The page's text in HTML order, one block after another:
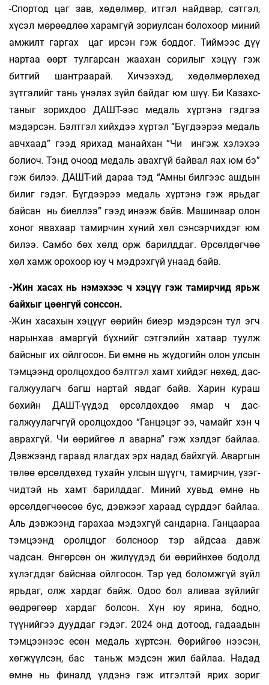
-Спортод цаг зав, хөдөлмөр, итгэл найдвар, сэтгэл,
хүсэл мөрөөдлөө харамгүй зориулсан бо­лохоор миний
амжилт гаргах цаг ирсэн гэж бод­дог. Тиймээс дүү
нартаа өөрт тулгарсан жаа­хан сорилыг хэцүү гэж
битгий шантраарай. Хи­чээ­хэд, хөдөлмөрлөхөд
зүтгэлийг тань үнэ­­лэх зүйл байдаг юм шүү. Би Ка­захс­
та­ныг зорихдоо ДАШТ-ээс медаль хүртэнэ гэд­­гээ
мэдэрсэн. Бэлт­гэл хийхдээ хүртэл “Бүг­дээрээ медаль
авч­хаад” гээд ярихад манайхан “Чи ингэж хэ­лэхээ
болиоч. Тэнд очоод медаль авахгүй бай­вал яах юм бэ”
гэж билээ. ДАШТ-ий дараа тэд “Ам­ны билгээс ашдын
билиг гэдэг. Бүгдээрээ медаль хүртэнэ гэж ярьдаг
байсан нь биеллээ” гээд инээж байв. Машинаар олон
хоног явахаар тамирчин хүний хөл сэн­сэр­чих­дэг юм
билээ. Самбо бөх хөлд орж барилд­даг. Өр­сөл­дөгчөө
хөл хамж орохоор юу ч мэдрэхгүй унаад байв.
-Жин хасах нь нэмэхээс ч хэцүү гэж тамирчид ярьж
байхыг цөөнгүй сонссон.
-Жин хасахын хэцүүг өөрийн биеэр мэ­дэр­сэн тул эгч
нарынхаа амаргүй бүхнийг сэт­гэ­лийн хатаар туулж
байсныг их ойлгосон. Би өмнө нь жүдогийн олон улсын
тэмцээнд орол­­цохдоо бэлтгэл хамт хийдэг нөхөд, дас­
гал­­жуулагч багш нартай явдаг байв. Харин ку­раш
бөхийн ДАШТ-үүдэд өрсөлдөхдөө ямар ч дас­
галжуулагчгүй оролцохдоо “Ганцэцэг ээ, ча­майг хэн ч
аврахгүй. Чи өөрийгөө л аварна” гэж хэлдэг байлаа.
Дэвжээнд гараад ялагдах эрх надад байхгүй. Аваргын
төлөө өр­сөл­дөхөд тухайн улсын шүүгч, тамирчин, үзэг­
чидтэй нь хамт барилддаг. Миний хувьд өмнө нь
өрсөлдөгчөөсөө бус, дэвжээг хараад сүрд­дэг байлаа.
Аль дэвжээнд гарахаа мэдэхгүй сан­дар­на. Ганцаараа
тэмцээнд оролц­дог болс­ноор тэр айдсаа давж
чадсан. Өнгөрсөн он жи­лүү­дэд би өөрийнхөө бодолд
хүлэгддэг байснаа ойлгосон. Тэр үед боломжгүй зүйл
ярь­даг, олж хардаг байж. Одоо бол аливаа зүй­лийг
өөдрөгөөр хар­даг болсон. Хүн юу ярина, бодно,
түүнийгээ дууд­­даг гэдэг. 2024 онд до­тоод, гадаадын
тэм­цээ­­нээс есөн ме­даль хүрт­сэн. Өөрийгөө нээсэн,
хөг­жүүлсэн, бас таньж мэд­сэн жил байлаа. На­дад
өмнө нь финалд үл­дэнэ гэж итгэлтэй ярих зориг